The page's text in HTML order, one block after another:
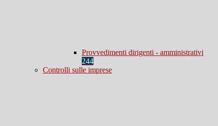
Provvedimenti dirigenti - amministrativi
244
Controlli sulle imprese